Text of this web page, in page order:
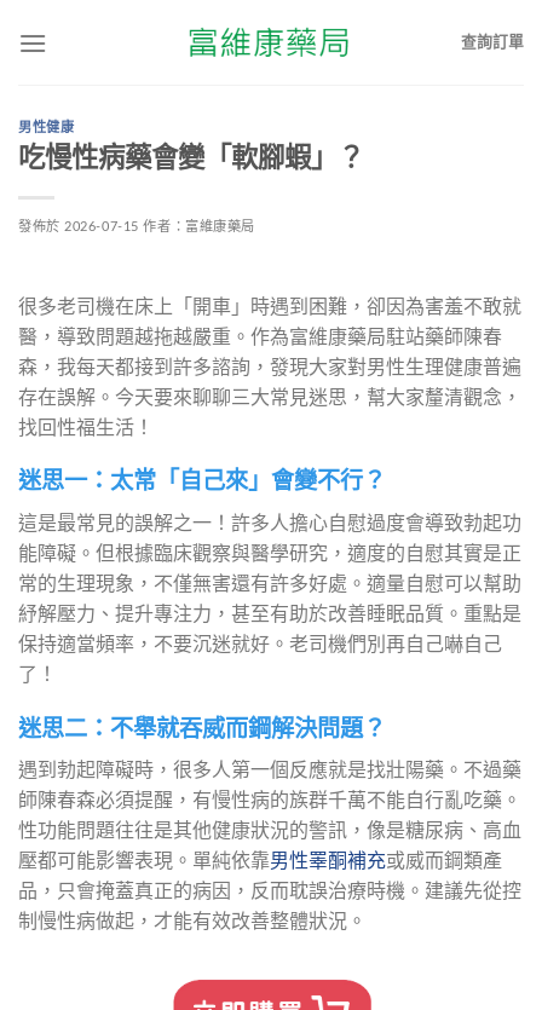
查詢訂單
男性健康
吃慢性病藥會變「軟腳蝦」？
發佈於 2026-07-15 作者： 富維康藥局
很多老司機在床上「開車」時遇到困難，卻因為害羞不敢就
醫，導致問題越拖越嚴重。作為富維康藥局駐站藥師陳春
森，我每天都接到許多諮詢，發現大家對男性生理健康普遍
存在誤解。今天要來聊聊三大常見迷思，幫大家釐清觀念，
找回性福生活！
迷思一：太常「自己來」會變不行？
這是最常見的誤解之一！許多人擔心自慰過度會導致勃起功
能障礙。但根據臨床觀察與醫學研究，適度的自慰其實是正
常的生理現象，不僅無害還有許多好處。適量自慰可以幫助
紓解壓力、提升專注力，甚至有助於改善睡眠品質。重點是
保持適當頻率，不要沉迷就好。老司機們別再自己嚇自己
了！
迷思二：不舉就吞威而鋼解決問題？
遇到勃起障礙時，很多人第一個反應就是找壯陽藥。不過藥
師陳春森必須提醒，有慢性病的族群千萬不能自行亂吃藥。
性功能問題往往是其他健康狀況的警訊，像是糖尿病、高血
壓都可能影響表現。單純依靠男性睪酮補充或威而鋼類產
品，只會掩蓋真正的病因，反而耽誤治療時機。建議先從控
制慢性病做起，才能有效改善整體狀況。